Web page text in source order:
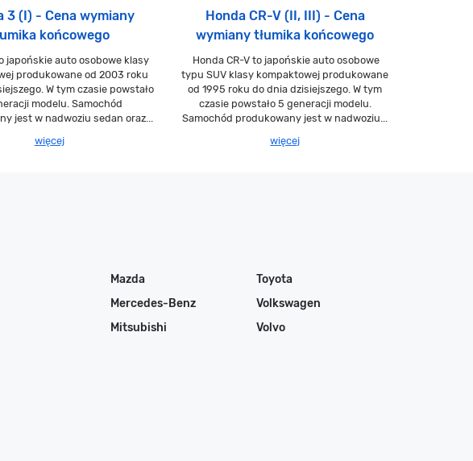
3 (I) - Cena wymiany
końcowego
japońskie auto osobowe klasy
produkowane od 2003 roku
W tym czasie powstało
modelu. Samochód
jest w nadwoziu sedan oraz...
więcej
Honda CR-V (II, III) - Cena
wymiany tłumika końcowego
Honda CR-V to japońskie auto osobowe
typu SUV klasy kompaktowej produkowane
od 1995 roku do dnia dzisiejszego. W tym
czasie powstało 5 generacji modelu.
Samochód produkowany jest w nadwoziu...
więcej
Mazda
Mercedes-Benz
Mitsubishi
Toyota
Volkswagen
Volvo